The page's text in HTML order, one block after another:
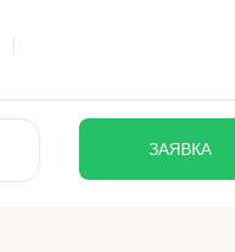
ЗАЯВКА